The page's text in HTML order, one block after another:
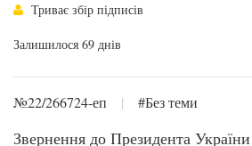
Триває збір підписів
Залишилося 69 днів
№22/266724-еп | #Без теми
Звернення до Президента